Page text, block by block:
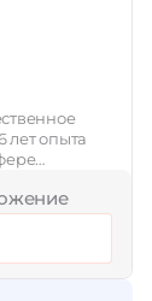
лет опыта